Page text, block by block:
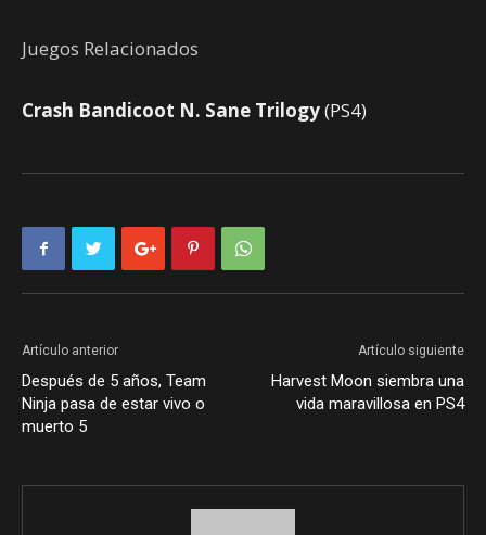
Juegos Relacionados
Crash Bandicoot N. Sane Trilogy(PS4)
Artículo anterior
Después de 5 años, Team
Ninja pasa de estar vivo o
muerto 5
Artículo siguiente
Harvest Moon siembra una
vida maravillosa en PS4